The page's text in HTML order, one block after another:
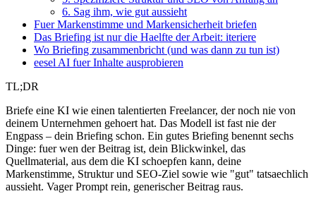
6. Sag ihm, wie gut aussieht
Fuer Markenstimme und Markensicherheit briefen
Das Briefing ist nur die Haelfte der Arbeit: iteriere
Wo Briefing zusammenbricht (und was dann zu tun ist)
eesel AI fuer Inhalte ausprobieren
TL;DR
Briefe eine KI wie einen talentierten Freelancer, der noch nie von
deinem Unternehmen gehoert hat. Das Modell ist fast nie der
Engpass – dein Briefing schon. Ein gutes Briefing benennt sechs
Dinge: fuer wen der Beitrag ist, dein Blickwinkel, das
Quellmaterial, aus dem die KI schoepfen kann, deine
Markenstimme, Struktur und SEO-Ziel sowie wie "gut" tatsaechlich
aussieht. Vager Prompt rein, generischer Beitrag raus.